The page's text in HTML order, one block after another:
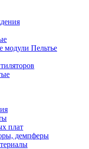
модули Пельтье
плат
демпферы